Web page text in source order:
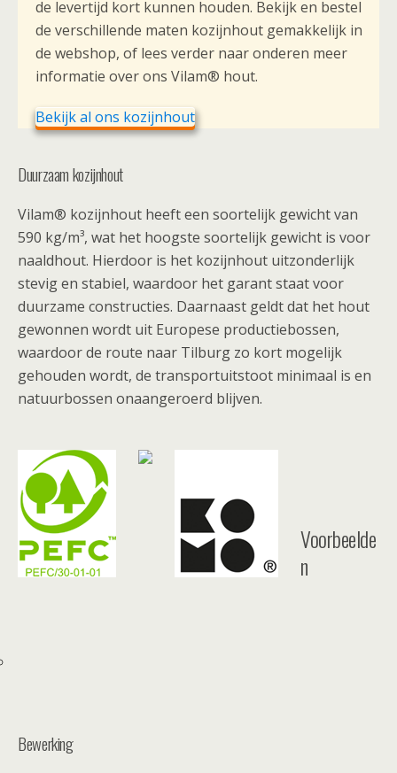
de levertijd kort kunnen houden. Bekijk en bestel
de verschillende maten kozijnhout gemakkelijk in
de webshop, of lees verder naar onderen meer
informatie over ons Vilam® hout.
Bekijk al ons kozijnhout
Duurzaam kozijnhout
Vilam® kozijnhout heeft een soortelijk gewicht van
590 kg/m³, wat het hoogste soortelijk gewicht is voor
naaldhout. Hierdoor is het kozijnhout uitzonderlijk
stevig en stabiel, waardoor het garant staat voor
duurzame constructies. Daarnaast geldt dat het hout
gewonnen wordt uit Europese productiebossen,
waardoor de route naar Tilburg zo kort mogelijk
gehouden wordt, de transportuitstoot minimaal is en
natuurbossen onaangeroerd blijven.
Voorbeelde
n
Bewerking